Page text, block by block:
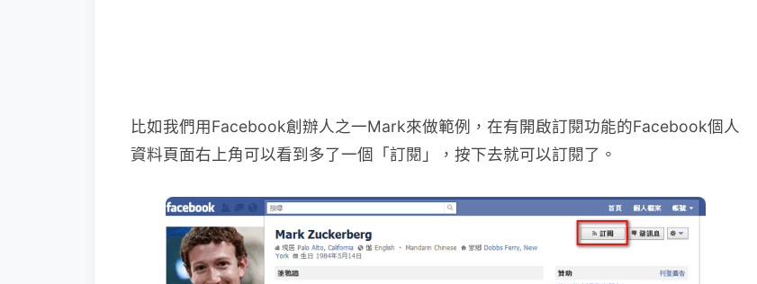
比如我們用Facebook創辦人之一Mark來做範例，在有開啟訂閱功能的Facebook個人
資料頁面右上角可以看到多了一個「訂閱」，按下去就可以訂閱了。